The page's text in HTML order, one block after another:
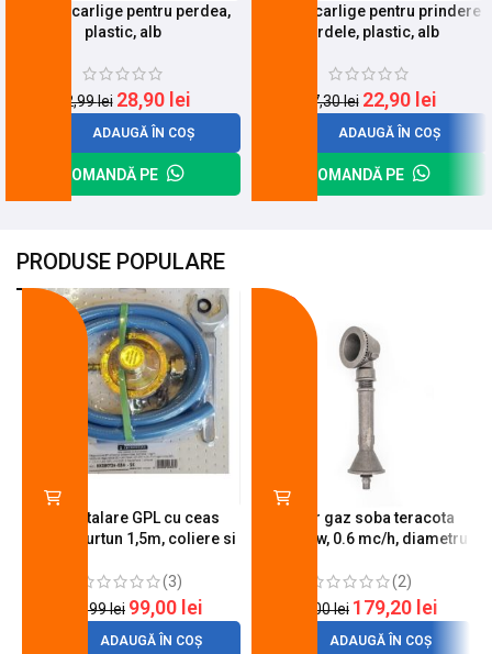
Set 100 carlige pentru perdea,
plastic, alb
32,99lei 28,90 lei
ADAUGĂ ÎN COȘ
COMANDĂ PE
Set 100 carlige pentru prindere
perdele, plastic, alb
27,30lei 22,90 lei
ADAUGĂ ÎN COȘ
COMANDĂ PE
PRODUSE POPULARE
Kit instalare GPL cu ceas
butelie, furtun 1,5m, coliere si
(3)
120,99lei 99,00 lei
ADAUGĂ ÎN COȘ
Arzator gaz soba teracota
A600, 6 kw, 0.6 mc/h, diametru
(2)
200,00lei 179,20 lei
ADAUGĂ ÎN COȘ